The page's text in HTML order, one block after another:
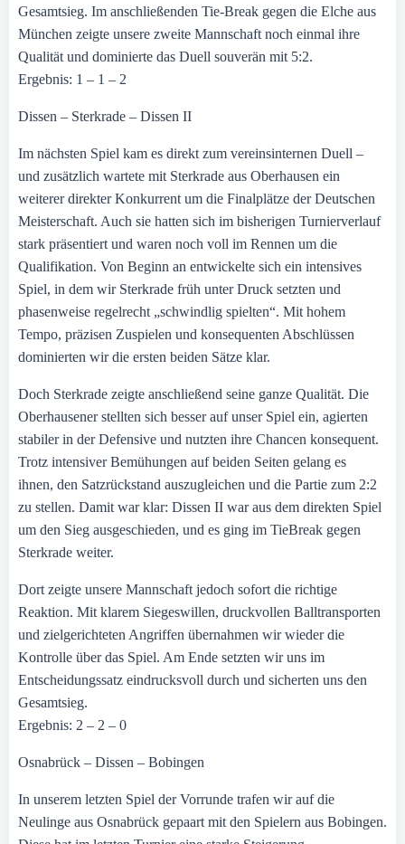
Gesamtsieg. Im anschließenden Tie-Break gegen die Elche aus
München zeigte unsere zweite Mannschaft noch einmal ihre
Qualität und dominierte das Duell souverän mit 5:2.
Ergebnis: 1 – 1 – 2
Dissen – Sterkrade – Dissen II
Im nächsten Spiel kam es direkt zum vereinsinternen Duell –
und zusätzlich wartete mit Sterkrade aus Oberhausen ein
weiterer direkter Konkurrent um die Finalplätze der Deutschen
Meisterschaft. Auch sie hatten sich im bisherigen Turnierverlauf
stark präsentiert und waren noch voll im Rennen um die
Qualifikation. Von Beginn an entwickelte sich ein intensives
Spiel, in dem wir Sterkrade früh unter Druck setzten und
phasenweise regelrecht „schwindlig spielten“. Mit hohem
Tempo, präzisen Zuspielen und konsequenten Abschlüssen
dominierten wir die ersten beiden Sätze klar.
Doch Sterkrade zeigte anschließend seine ganze Qualität. Die
Oberhausener stellten sich besser auf unser Spiel ein, agierten
stabiler in der Defensive und nutzten ihre Chancen konsequent.
Trotz intensiver Bemühungen auf beiden Seiten gelang es
ihnen, den Satzrückstand auszugleichen und die Partie zum 2:2
zu stellen. Damit war klar: Dissen II war aus dem direkten Spiel
um den Sieg ausgeschieden, und es ging im TieBreak gegen
Sterkrade weiter.
Dort zeigte unsere Mannschaft jedoch sofort die richtige
Reaktion. Mit klarem Siegeswillen, druckvollen Balltransporten
und zielgerichteten Angriffen übernahmen wir wieder die
Kontrolle über das Spiel. Am Ende setzten wir uns im
Entscheidungssatz eindrucksvoll durch und sicherten uns den
Gesamtsieg.
Ergebnis: 2 – 2 – 0
Osnabrück – Dissen – Bobingen
In unserem letzten Spiel der Vorrunde trafen wir auf die
Neulinge aus Osnabrück gepaart mit den Spielern aus Bobingen.